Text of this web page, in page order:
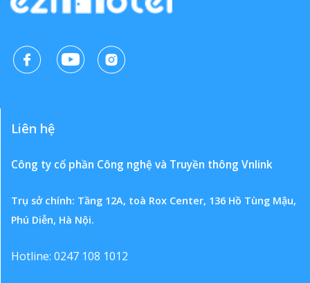
Liên hệ
Công ty cổ phần Công nghệ và Truyền thông Vnlink
Trụ sở chính: Tầng 12A, toà Rox Center, 136 Hồ Tùng Mậu,
Phú Diễn, Hà Nội.
Hotline: 0247 108 1012